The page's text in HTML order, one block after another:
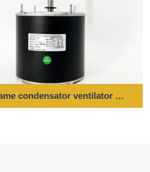
850 RPM
condensator ventilator motor -